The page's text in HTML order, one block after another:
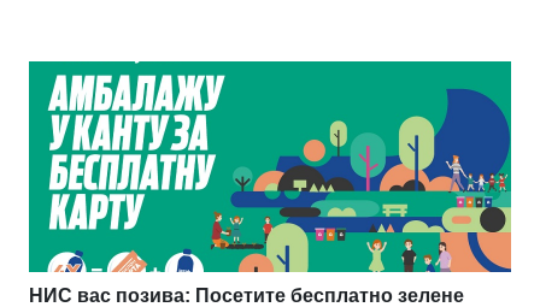
НИС вас позива: Посетите бесплатно зелене